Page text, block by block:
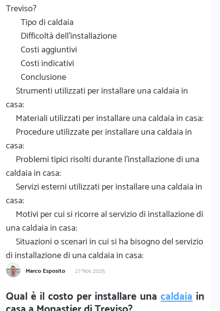
Treviso?
Tipo di caldaia
Difficoltà dell'installazione
Costi aggiuntivi
Costi indicativi
Conclusione
Strumenti utilizzati per installare una caldaia in
casa:
Materiali utilizzati per installare una caldaia in casa:
Procedure utilizzate per installare una caldaia in
casa:
Problemi tipici risolti durante l'installazione di una
caldaia in casa:
Servizi esterni utilizzati per installare una caldaia in
casa:
Motivi per cui si ricorre al servizio di installazione di
una caldaia in casa:
Situazioni o scenari in cui si ha bisogno del servizio
di installazione di una caldaia in casa:
Marco Esposito 27 Nov 2025
Qual è il costo per installare unacaldaia in